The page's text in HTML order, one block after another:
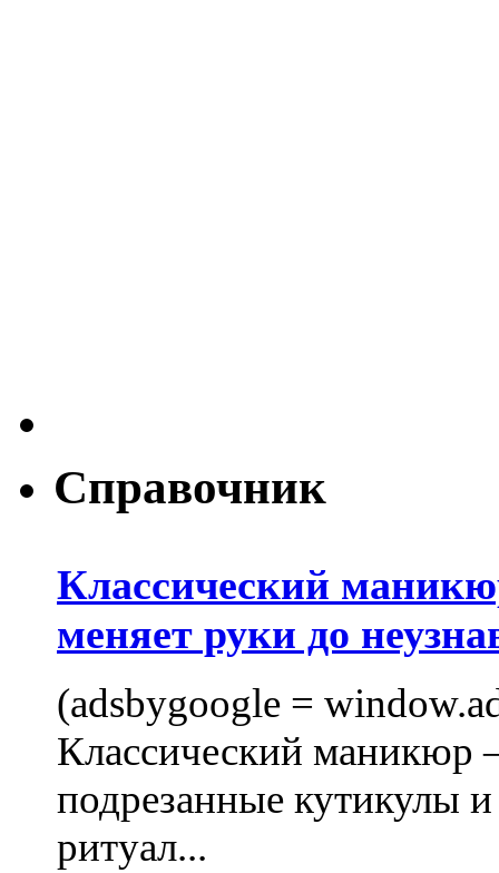
Справочник
Классический
меняет руки до
(adsbygoogle =
Классический маникюр
подрезанные кутикулы
ритуал...